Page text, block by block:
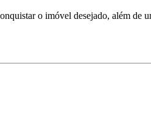
o imóvel desejado, além de